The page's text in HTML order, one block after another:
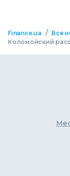
Finance.ua / Все
Коломойский